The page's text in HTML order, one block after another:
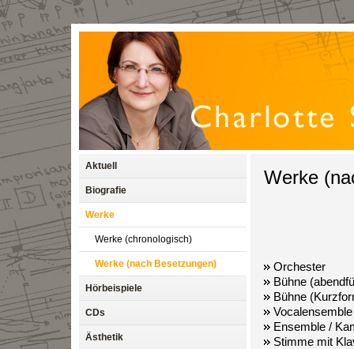
Aktuell
Biografie
Werke
Werke (chronologisch)
Werke (nach Besetzungen)
Hörbeispiele
CDs
Ästhetik
Werke
Orchester
Bühne
Bühne
Ensemble /
Stimme mit